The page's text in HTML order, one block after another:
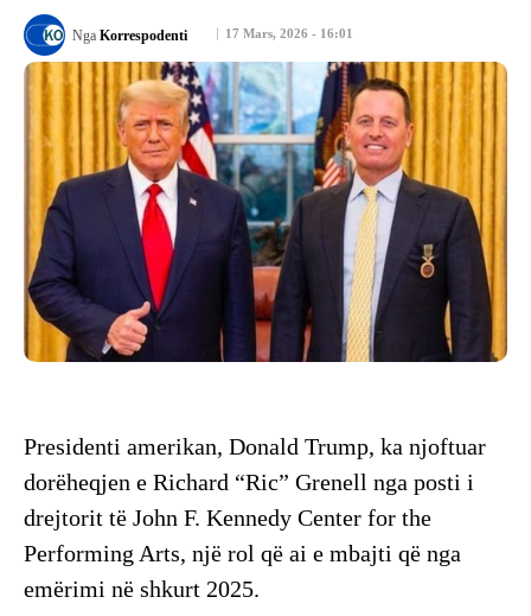
17 Mars, 2026 - 16:01
Nga Korrespodenti
Presidenti amerikan, Donald Trump, ka njoftuar
dorëheqjen e Richard “Ric” Grenell nga posti i
drejtorit të John F. Kennedy Center for the
Performing Arts, një rol që ai e mbajti që nga
emërimi në shkurt 2025.